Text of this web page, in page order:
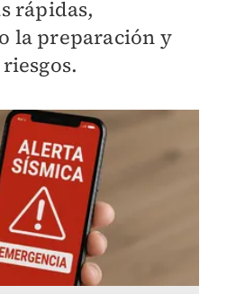
rápidas,
la preparación y